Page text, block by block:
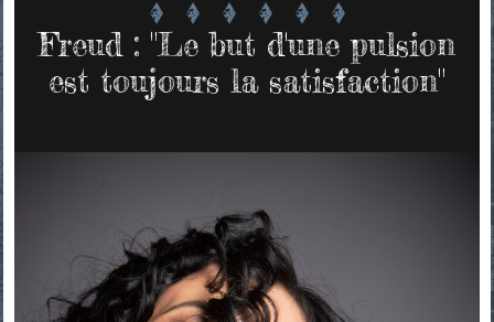
Freud : "Le but d'une pulsion
est toujours la satisfaction"